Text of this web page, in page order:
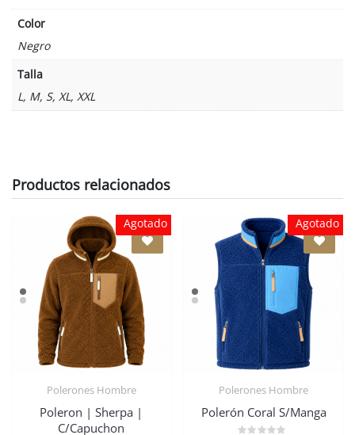
Color
Negro
Talla
L, M, S, XL, XXL
Productos relacionados
Agotado
Polerones Hombre
Poleron | Sherpa |
C/Capuchon
Agotado
Polerones Hombre
Polerón Coral S/Manga